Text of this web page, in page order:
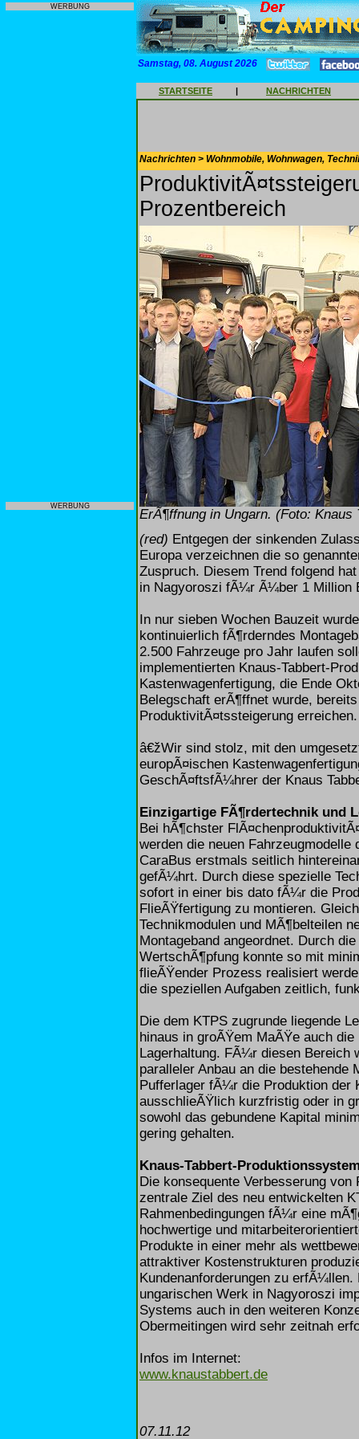
WERBUNG
WERBUNG
Samstag, 08. August 2026
STARTSEITE | NACHRICHTEN
Nachrichten > Wohnmobile, Wohnwagen,
Prozentbereich
ErÃ¶ffnung in Ungarn. (Foto: Knaus
(red) Entgegen der sinkenden
Europa verzeichnen die so
Zuspruch. Diesem Trend folgend
in Nagyoroszi fÃ¼r Ã¼ber 1 Million
In nur sieben Wochen Bauzeit
kontinuierlich fÃ¶rderndes
2.500 Fahrzeuge pro Jahr laufen
implementierten Knaus-Tabbert-
Kastenwagenfertigung, die Ende
Belegschaft erÃ¶ffnet wurde,
ProduktivitÃ¤tssteigerung erreichen.
â€žWir sind stolz, mit den
europÃ¤ischen
GeschÃ¤ftsfÃ¼hrer der Knaus
Einzigartige FÃ¶rdertechnik und
Bei hÃ¶chster
werden die neuen
CaraBus erstmals seitlich
gefÃ¼hrt. Durch diese spezielle
sofort in einer bis dato fÃ¼r die
FlieÃŸfertigung zu montieren.
Technikmodulen und MÃ¶belteilen
Montageband angeordnet. Durch
WertschÃ¶pfung konnte so mit
flieÃŸender Prozess realisiert
die speziellen Aufgaben zeitlich,
Die dem KTPS zugrunde liegende
hinaus in groÃŸem MaÃŸe auch
Lagerhaltung. FÃ¼r diesen Bereich
paralleler Anbau an die bestehende
Pufferlager fÃ¼r die Produktion der
ausschlieÃŸlich kurzfristig oder in
sowohl das gebundene Kapital
gering gehalten.
Knaus-Tabbert-
Die konsequente Verbesserung
zentrale Ziel des neu entwickelten
Rahmenbedingungen fÃ¼r eine
hochwertige und
Produkte in einer mehr als
attraktiver Kostenstrukturen
Kundenanforderungen zu
ungarischen Werk in Nagyoroszi
Systems auch in den weiteren
Obermeitingen wird sehr zeitnah
Infos im Internet:
www.knaustabbert.de
07.11.12